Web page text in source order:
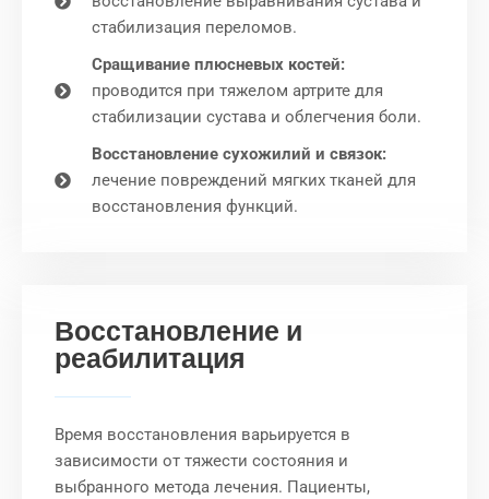
стабилизация переломов.
Сращивание плюсневых костей:
проводится при тяжелом артрите для
стабилизации сустава и облегчения боли.
Восстановление сухожилий и связок:
лечение повреждений мягких тканей для
восстановления функций.
Восстановление и
реабилитация
Время восстановления варьируется в
зависимости от тяжести состояния и
выбранного метода лечения. Пациенты,